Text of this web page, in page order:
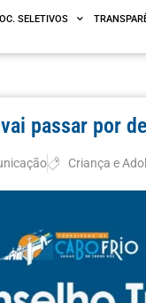
SELETIVOS
passar por
Criança e